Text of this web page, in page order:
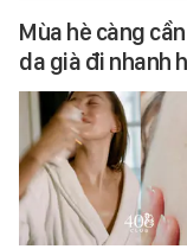
Mùa hè càng
da già đi nhanh